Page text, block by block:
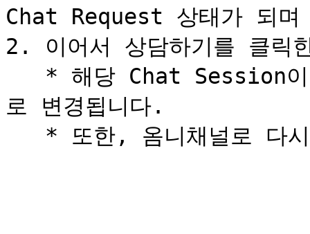
Chat Request 상태가 되며
2. 이어서 상담하기를 클릭
로 변경됩니다.